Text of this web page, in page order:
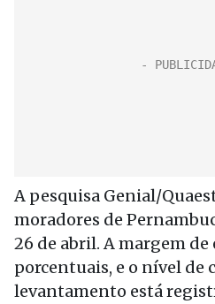
A pesquisa Genial/
moradores de
26 de abril. A margem
porcentuais, e o nível de
levantamento está